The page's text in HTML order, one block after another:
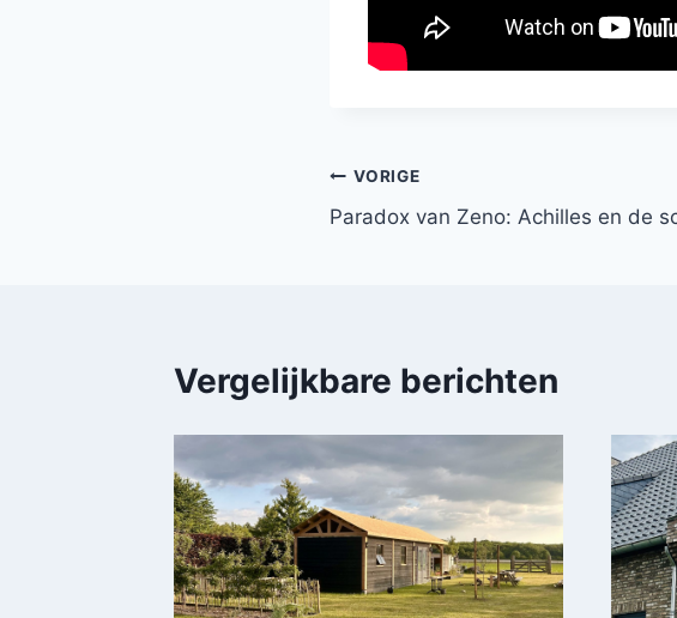
Bericht
navigatie
VORIGE
Paradox van Zeno: Achilles en de
Vergelijkbare berichten